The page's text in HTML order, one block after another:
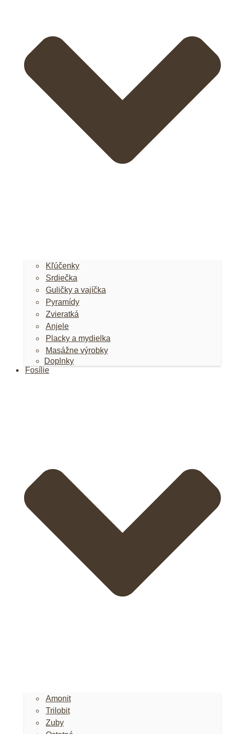
Kľúčenky
Srdiečka
Guličky a vajíčka
Pyramídy
Zvieratká
Anjele
Placky a mydielka
Masážne výrobky
Doplnky
Fosílie
Amonit
Trilobit
Zuby